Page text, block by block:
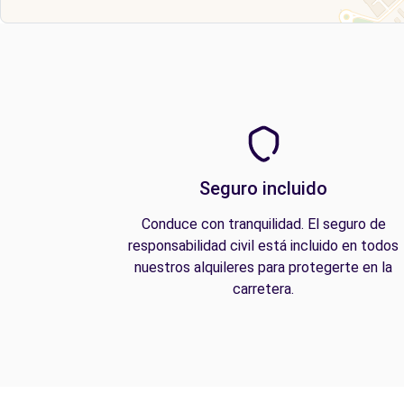
Seguro incluido
Conduce con tranquilidad. El seguro de
responsabilidad civil está incluido en todos
nuestros alquileres para protegerte en la
carretera.